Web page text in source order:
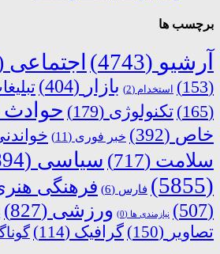
برچسب ها
آرشیو (4743) اجتماعی
(153)
استخدام (2) بازار (404)
(165)
تکنولوژی (179) حوادث
خاص (392) خبر فوری (11)
سلامت (717) سیاسی (1894)
(5855)
فارس (6) فرهنگی
(507)
نیازمندی ها (0) ورزشی (827)
تصاویر (150) گرافیک (114)